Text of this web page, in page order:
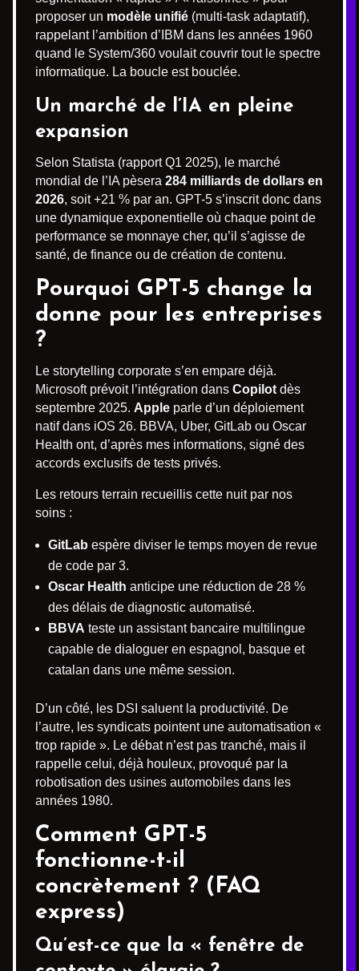
proposer un modèle unifié (multi-task adaptatif),
rappelant l’ambition d’IBM dans les années 1960
quand le System/360 voulait couvrir tout le spectre
informatique. La boucle est bouclée.
Un marché de l’IA en pleine
expansion
Selon Statista (rapport Q1 2025), le marché
mondial de l’IA pèsera 284 milliards de dollars en
2026, soit +21 % par an. GPT-5 s’inscrit donc dans
une dynamique exponentielle où chaque point de
performance se monnaye cher, qu’il s’agisse de
santé, de finance ou de création de contenu.
Pourquoi GPT-5 change la
donne pour les entreprises
?
Le storytelling corporate s’en empare déjà.
Microsoft prévoit l’intégration dans Copilot dès
septembre 2025. Apple parle d’un déploiement
natif dans iOS 26. BBVA, Uber, GitLab ou Oscar
Health ont, d’après mes informations, signé des
accords exclusifs de tests privés.
Les retours terrain recueillis cette nuit par nos
soins :
GitLab espère diviser le temps moyen de revue
de code par 3.
Oscar Health anticipe une réduction de 28 %
des délais de diagnostic automatisé.
BBVA teste un assistant bancaire multilingue
capable de dialoguer en espagnol, basque et
catalan dans une même session.
D’un côté, les DSI saluent la productivité. De
l’autre, les syndicats pointent une automatisation «
trop rapide ». Le débat n’est pas tranché, mais il
rappelle celui, déjà houleux, provoqué par la
robotisation des usines automobiles dans les
années 1980.
Comment GPT-5
fonctionne-t-il
concrètement ? (FAQ
express)
Qu’est-ce que la « fenêtre de